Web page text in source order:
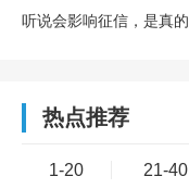
热点推荐
1-20 21-40